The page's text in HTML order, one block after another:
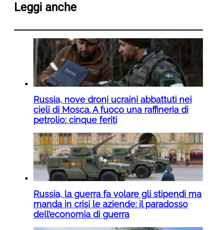
Leggi anche
Russia, nove droni ucraini abbattuti nei
cieli di Mosca. A fuoco una raffineria di
petrolio: cinque feriti
Russia, la guerra fa volare gli stipendi ma
manda in crisi le aziende: il paradosso
dell’economia di guerra